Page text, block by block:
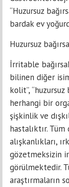
“Huzursuz
bardak ev
Huzursuz
İrritable
bilinen diğer
kolit”,
herhangi bir
şişkinlik ve
hastalıktır.
alışkanlıkları,
gözetmeksizin
görülmektedir.
araştırmaların